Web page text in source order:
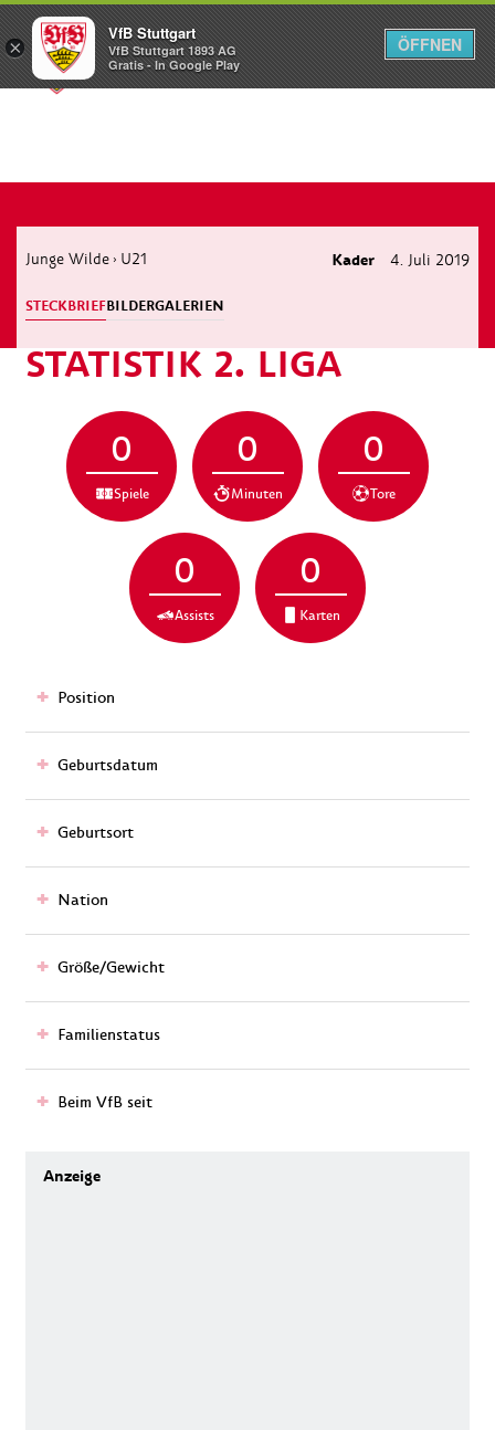
Menü
Junge Wilde › U21 Kader 4. Juli 2019
STECKBRIEFBILDERGALERIEN
STATISTIK 2. LIGA
0
Spiele
0
Minuten
0
Tore
0
Assists
0
Karten
Position
Geburtsdatum
Geburtsort
Nation
Größe/Gewicht
Familienstatus
Beim VfB seit
×
VfB Stuttgart
VfB Stuttgart 1893 AG
Gratis - In Google Play
ÖFFNEN